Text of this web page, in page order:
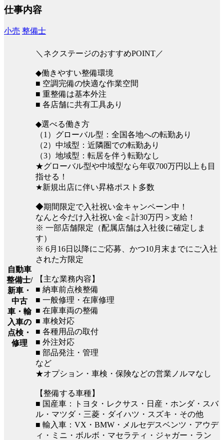
仕事内容
小売 整備士
自動車
整備士/
新車・
中古
車・輸
入車の
点検・
修理
＼ネクステージのおすすめPOINT／
◆働きやすい整備環境
■ 空調完備の快適な作業空間
■ 重整備は基本外注
■ 各店舗に共有工具あり
◆選べる働き方
（1）グローバル型：全国各地への転勤あり
（2）中域型：近隣圏での転勤あり
（3）地域型：転居を伴う転勤なし
★グローバル型や中域型なら年収700万円以上も目
指せる！
★新規出店に伴い昇格ポスト多数
◆期間限定で入社祝い金キャンペーン中！
なんと今だけ入社祝い金＜計30万円＞支給！
※ 一部店舗限定（配属店舗は入社後に確定しま
す）
※ 6月16日以降にご応募、かつ10月末までにご入社
された方限定
【主な業務内容】
■ 納車前点検整備
■ 一般修理・在庫修理
■ 在庫車両の整備
■ 車検対応
■ 各種用品の取付
■ 外注対応
■ 部品発注・管理
など
★オプション・車検・保険などの営業ノルマなし
【整備する車種】
■ 国産車：トヨタ・レクサス・日産・ホンダ・スバ
ル・マツダ・三菱・ダイハツ・スズキ・その他
■ 輸入車：VX・BMW・メルセデスベンツ・アウデ
ィ・ミニ・ボルボ・マセラティ・ジャガー・ラン